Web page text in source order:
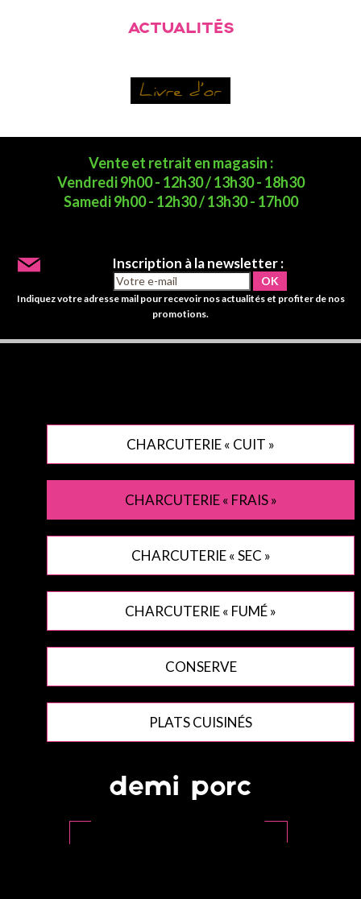
ACTUALITÉS
Vente et retrait en magasin :
Vendredi 9h00 - 12h30 / 13h30 - 18h30
Samedi 9h00 - 12h30 / 13h30 - 17h00
Inscription à la newsletter :
Indiquez votre adresse mail pour recevoir nos actualités et profiter de nos
promotions.
CHARCUTERIE « CUIT »
CHARCUTERIE « FRAIS »
CHARCUTERIE « SEC »
CHARCUTERIE « FUMÉ »
CONSERVE
PLATS CUISINÉS
demi porc